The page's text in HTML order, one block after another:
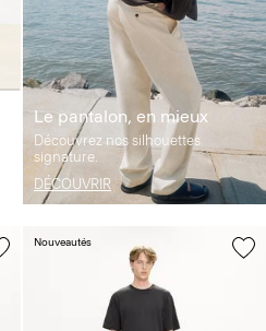
Le pantalon, en mieux
Découvrez nos silhouettes
signature.
DÉCOUVRIR
Nouveautés